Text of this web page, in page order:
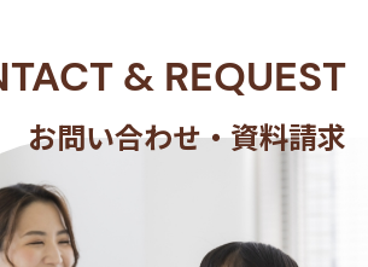
& REQUEST
お問い合わせ・資料請求